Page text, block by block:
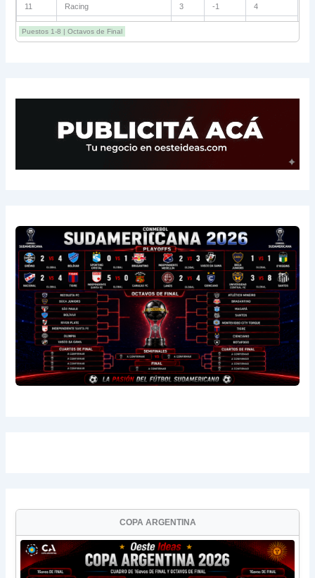
11 Racing 3 -1 4
12 Estudiantes RC 3 -2 4
13 Sarmiento 3 -1 3
Puestos 1-8 | Octavos de Final
COPA ARGENTINA